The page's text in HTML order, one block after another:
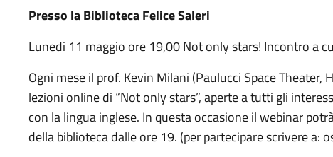
Presso la Biblioteca Felice Saleri
Lunedi 11 maggio ore 19,00 Not only stars! Incontro a
Ogni mese il prof. Kevin Milani (Paulucci Space
lezioni online di “Not only stars”, aperte a tutti gli
con la lingua inglese. In questa occasione il webinar
della biblioteca dalle ore 19. (per partecipare scrivere a: